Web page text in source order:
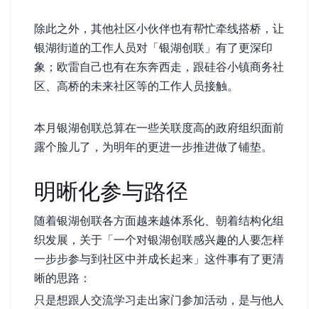
除此之外，其他社区小伙伴也有帮忙牵线搭桥，让
银湖街道的工作人员对「银湖创联」有了更深印
象；欧雷自己也有在东奔西走，跟硅谷小镇商务社
区、高桥的未来社区等的工作人员接触。
本月银湖创联总算在一些关联度高的政府组织面前
露个脸儿了，为明年的更进一步推进做了铺垫。
明晰化参与路径
随着银湖创联各方面越来越体系化、朝着结构化组
织发展，关于「一个对银湖创联感兴趣的人要怎样
一步步参与到社区中并成长起来」这件事有了更清
晰的思路：
只是想跟人交流学习——走出家门参加活动，是与他人